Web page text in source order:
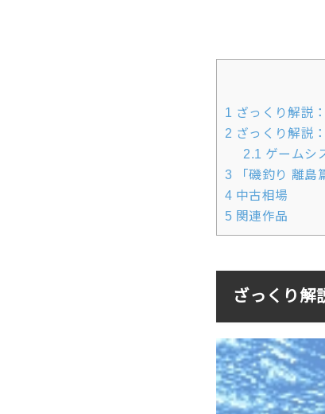
1 ざっくり解説
2 ざっくり解説
2.1 ゲームシ
3 「磯釣り 離島
4 中古相場
5 関連作品
ざっくり解